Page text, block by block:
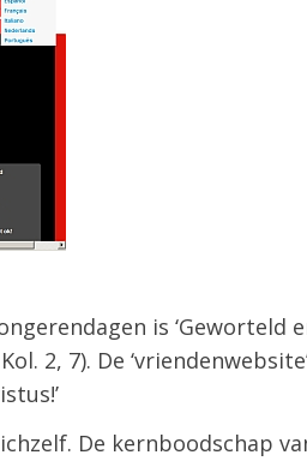
is ‘Geworteld
2, 7). De
De kernboodschap